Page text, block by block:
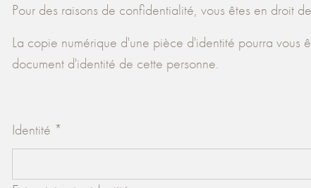
Pour des raisons de confidentialité, vous êtes en droit
La copie numérique d'une pièce d'identité pourra vous
document d'identité de cette personne.
Identité *